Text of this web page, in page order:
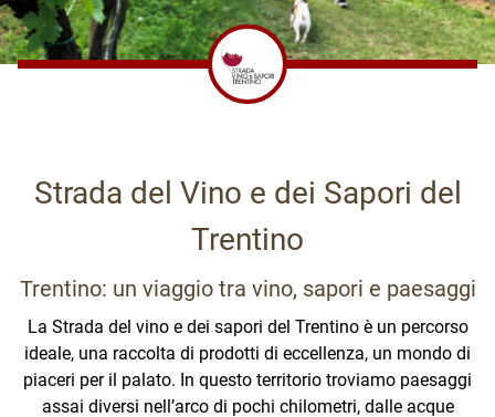
Strada del Vino e dei Sapori del
Trentino
Trentino: un viaggio tra vino, sapori e paesaggi
La Strada del vino e dei sapori del Trentino è un percorso
ideale, una raccolta di prodotti di eccellenza, un mondo di
piaceri per il palato. In questo territorio troviamo paesaggi
assai diversi nell’arco di pochi chilometri, dalle acque
STRADA DEL VINO E DEI SAPORI DEL TRENTINO
Via della Villa, 6 - Villazzano di Trento (TN)
Tel. +39 0461-921863
-info@stradavinotrentino.com
Presidente:
Sergio Valentini
Direzione: Maddalena Prada
APT Altopiano di Pinè e Valle di Cembra
Via Battisti 106
38042 Baselga di Piné
info@visitpinecembra.it
www.visitpinecembra.it
Amministrazioni Comunali | Municipality
Ala
www.comune.ala.tn.it
Aldeno
www.comune.aldeno.tn.it
Altavalle